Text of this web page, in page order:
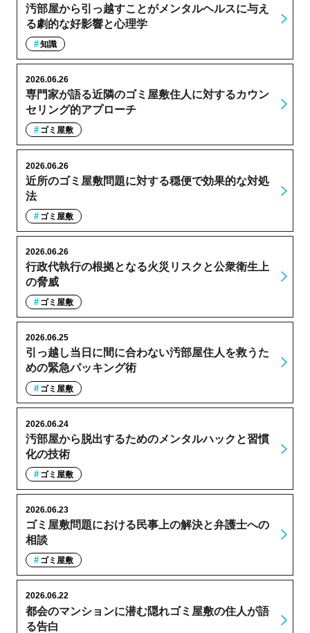
汚部屋から引っ越すことがメンタルヘルスに与え
る劇的な好影響と心理学
知識
専門家が語る近隣のゴミ屋敷住人に対するカウン
セリング的アプローチ
2026.06.26
ゴミ屋敷
近所のゴミ屋敷問題に対する穏便で効果的な対処
法
2026.06.26
ゴミ屋敷
行政代執行の根拠となる火災リスクと公衆衛生上
の脅威
2026.06.26
ゴミ屋敷
引っ越し当日に間に合わない汚部屋住人を救うた
めの緊急パッキング術
2026.06.25
ゴミ屋敷
汚部屋から脱出するためのメンタルハックと習慣
化の技術
2026.06.24
ゴミ屋敷
ゴミ屋敷問題における民事上の解決と弁護士への
相談
2026.06.23
ゴミ屋敷
都会のマンションに潜む隠れゴミ屋敷の住人が語
る告白
2026.06.22